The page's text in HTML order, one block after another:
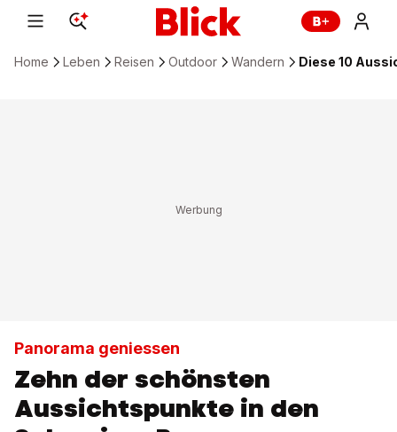
Home Leben Reisen Outdoor Wandern Diese 10
Panorama geniessen
Zehn der schönsten
Aussichtspunkte in den